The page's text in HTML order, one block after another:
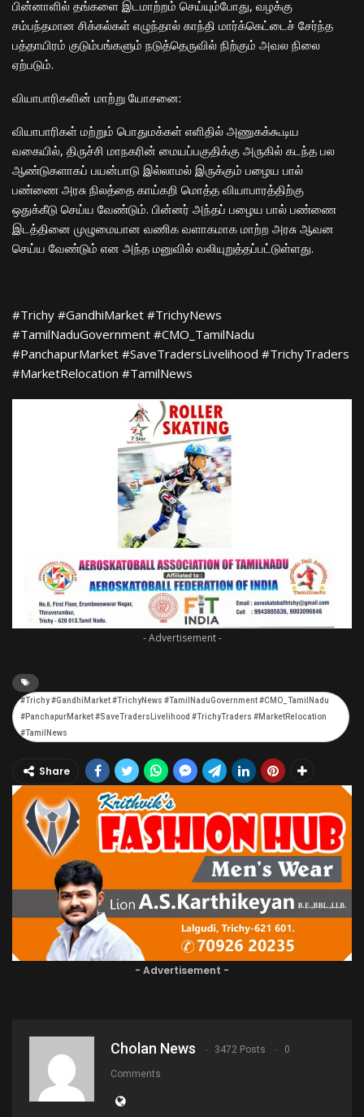
பின்னாளில் தங்களை இடமாற்றம் செய்யும்போது, வழக்கு
சம்பந்தமான சிக்கல்கள் எழுந்தால் காந்தி மார்க்கெட்டைச் சேர்ந்த
பத்தாயிரம் குடும்பங்களும் நடுத்தெருவில் நிற்கும் அவல நிலை
ஏற்படும்.
​வியாபாரிகளின் மாற்று யோசனை:
​வியாபாரிகள் மற்றும் பொதுமக்கள் எளிதில் அணுகக்கூடிய
வகையில், திருச்சி மாநகரின் மையப்பகுதிக்கு அருகில் கடந்த பல
ஆண்டுகளாகப் பயன்பாடு இல்லாமல் இருக்கும் பழைய பால்
பண்ணை அரசு நிலத்தை காய்கறி மொத்த வியாபாரத்திற்கு
ஒதுக்கீடு செய்ய வேண்டும். பின்னர் அந்தப் பழைய பால் பண்ணை
இடத்தினை முழுமையான வணிக வளாகமாக மாற்ற அரசு ஆவன
செய்ய வேண்டும் என அந்த மனுவில் வலியுறுத்தப்பட்டுள்ளது.
​#Trichy #GandhiMarket #TrichyNews
#TamilNaduGovernment #CMO_TamilNadu
#PanchapurMarket #SaveTradersLivelihood #TrichyTraders
#MarketRelocation #TamilNews
- Advertisement -
#Trichy #GandhiMarket #TrichyNews #TamilNaduGovernment #CMO_TamilNadu
#PanchapurMarket #SaveTradersLivelihood #TrichyTraders #MarketRelocation
#TamilNews
Share
- Advertisement -
Cholan News 3472 Posts 0
Comments